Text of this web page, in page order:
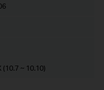
(10.7 ~ 10.10)